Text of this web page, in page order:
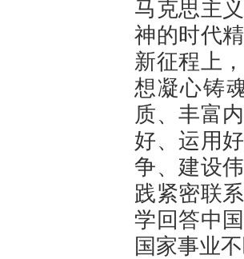
马克思主
神的时代
新征程上
想凝心铸
质、丰富
好、运用
争、建设
践紧密联
学回答中
国家事业